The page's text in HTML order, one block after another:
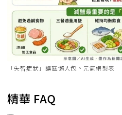
「失智症狀」誤區懶人包。元氣網製表
精華 FAQ